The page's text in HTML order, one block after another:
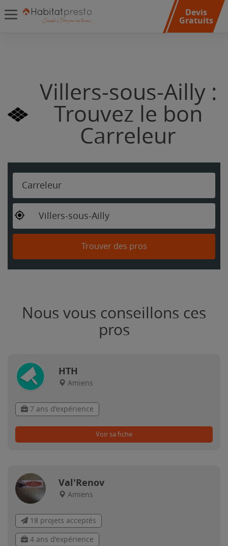
Devis
Gratuits
Villers-sous-Ailly :
Trouvez le bon
Carreleur
Carreleur
Villers-sous-Ailly
Trouver des pros
Nous vous conseillons ces
pros
HTH
Amiens
7 ans d'expérience
Voir sa fiche
Val'Renov
Amiens
18 projets acceptés
4 ans d'expérience